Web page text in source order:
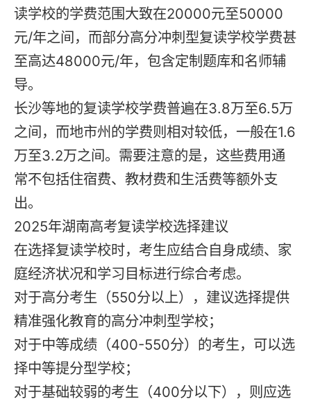
读学校的学费范围大致在20000元至50000
元/年之间，而部分高分冲刺型复读学校学费甚
至高达48000元/年，包含定制题库和名师辅
导。
长沙等地的复读学校学费普遍在3.8万至6.5万
之间，而地市州的学费则相对较低，一般在1.6
万至3.2万之间。需要注意的是，这些费用通
常不包括住宿费、教材费和生活费等额外支
出。
2025年湖南高考复读学校选择建议
在选择复读学校时，考生应结合自身成绩、家
庭经济状况和学习目标进行综合考虑。
对于高分考生（550分以上），建议选择提供
精准强化教育的高分冲刺型学校；
对于中等成绩（400-550分）的考生，可以选
择中等提分型学校；
对于基础较弱的考生（400分以下），则应选